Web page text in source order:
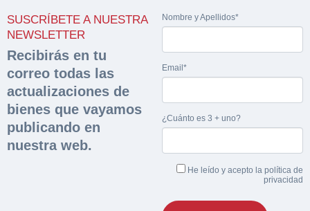
SUSCRÍBETE A NUESTRA
NEWSLETTER
Recibirás en tu
correo todas las
actualizaciones de
bienes que vayamos
publicando en
nuestra web.
Nombre y Apellidos*
Email*
¿Cuánto es 3 + uno?
He leído y acepto la política de
privacidad
documentación
sobre la peritación
Rellene este formulario y recibirá en su email el
enlace para descargar la documentación
Nombre y Apellidos*
Razón social* CIF/DNI Ofertante*
Teléfono* Email*
Nombre y Apellidos*
Sobre Merfinsa
Venta de bienes muebles
Vehículos